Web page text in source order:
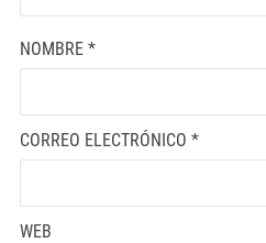
NOMBRE *
CORREO ELECTRÓNICO *
WEB